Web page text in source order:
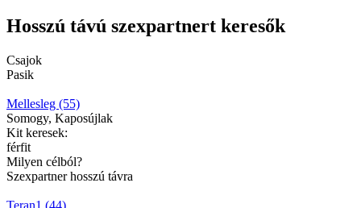
Hosszú távú szexpartnert keresők
Csajok
Pasik
Mellesleg (55)
Somogy, Kaposújlak
Kit keresek:
férfit
Milyen célból?
Szexpartner hosszú távra
Teran1 (44)